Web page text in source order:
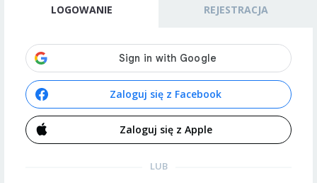
LOGOWANIE REJESTRACJA
Zaloguj się z Facebook
Zaloguj się z Apple
LUB